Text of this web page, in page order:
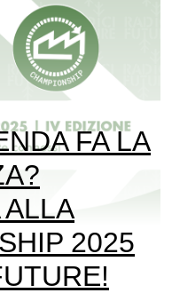
FA LA
ALLA
2025